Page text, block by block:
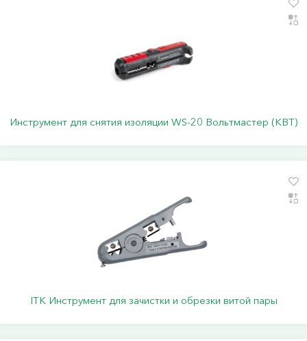
Инструмент для снятия изоляции WS-20 Вольтмастер (КВТ)
ITK Инструмент для зачистки и обрезки витой пары